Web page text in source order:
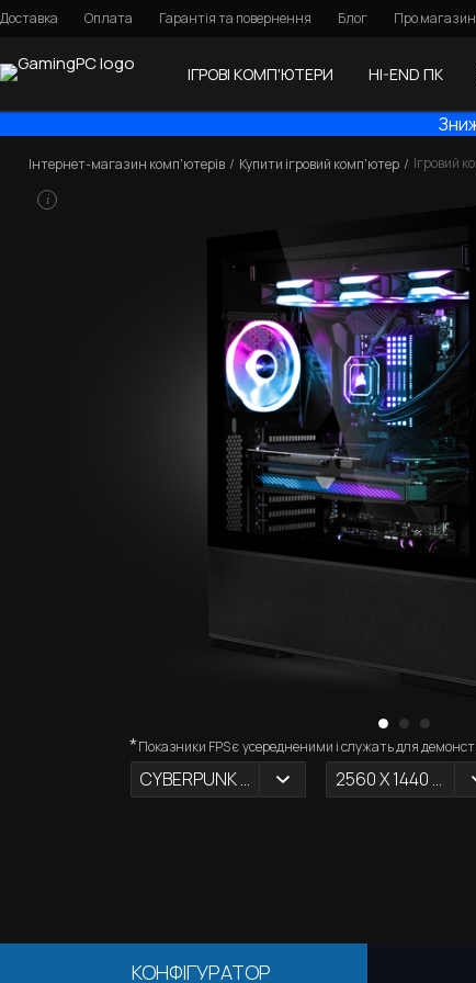
Доставка Оплата Гарантія та повернення Блог Про магазин
ІГРОВІ КОМП'ЮТЕРИ HI-END ПК
Інтернет-магазин комп'ютерів Купити ігровий комп'ютер Ігровий
i
CYBERPUNK 2077 2560 X 1440 (2К)
*Показники FPS є усередненими і служать для
КОНФІГУРАТОР